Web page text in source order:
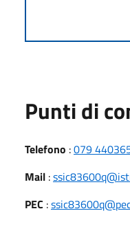
Punti di
Telefono :079
Mail :
PEC :